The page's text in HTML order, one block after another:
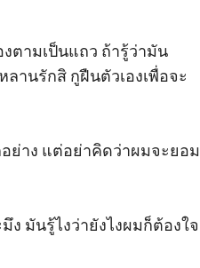
ตามเป็นแถว ถ้ารู้ว่ามัน
านรักสิ กูฝืนตัวเองเพื่อจะ
ย่าง แต่อย่าคิดว่าผมจะยอม
มันรู้ไงว่ายังไงผมก็ต้องใจ